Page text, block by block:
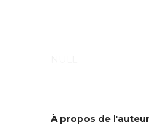
À propos de l'auteur